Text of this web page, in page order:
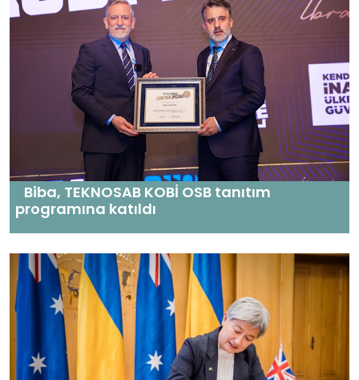
Biba, TEKNOSAB KOBİ OSB tanıtım
programına katıldı